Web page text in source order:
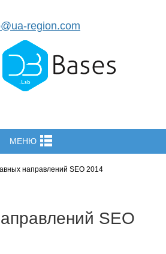
region.com
МЕНЮ
направлений SEO 2014
SEO